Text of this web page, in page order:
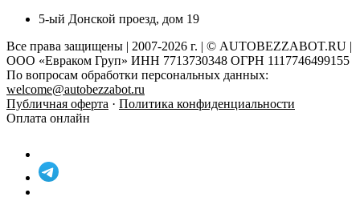
5-ый Донской проезд, дом 19
Все права защищены | 2007-2026 г. | © AUTOBEZZABOT.RU |
ООО «Евраком Груп» ИНН 7713730348 ОГРН 1117746499155
По вопросам обработки персональных данных:
welcome@autobezzabot.ru
Публичная оферта · Политика конфиденциальности
Оплата онлайн